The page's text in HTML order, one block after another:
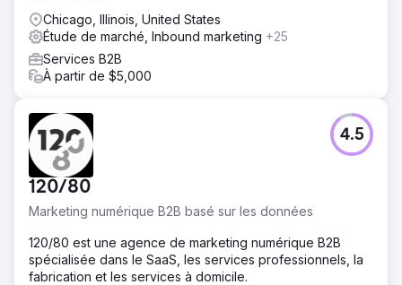
Chicago, Illinois, United States
Étude de marché, Inbound marketing +25
Services B2B
À partir de $5,000
120/80
Marketing numérique B2B basé sur les données
4.5
120/80 est une agence de marketing numérique B2B
spécialisée dans le SaaS, les services professionnels, la
fabrication et les services à domicile.